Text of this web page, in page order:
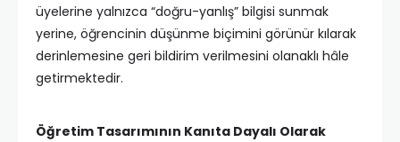
üyelerine yalnızca “doğru-yanlış” bilgisi sunmak
yerine, öğrencinin düşünme biçimini görünür kılarak
derinlemesine geri bildirim verilmesini olanaklı hâle
getirmektedir.
Öğretim Tasarımının Kanıta Dayalı Olarak